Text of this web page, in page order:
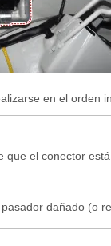
en el orden
que el conector
dañado (o